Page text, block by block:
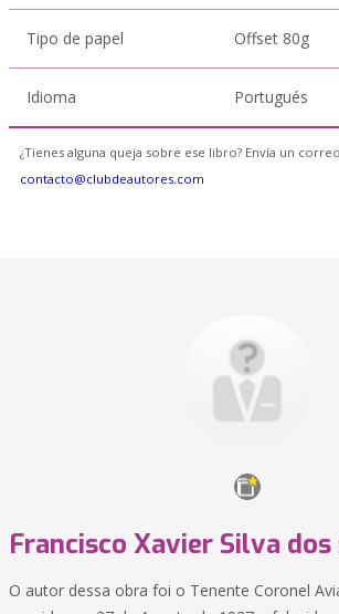
Tipo de papel Offset 80g
Idioma Portugués
¿Tienes alguna queja sobre ese libro? Envía un
contacto@clubdeautores.com
Francisco Xavier Silva
O autor dessa obra foi o Tenente Coronel